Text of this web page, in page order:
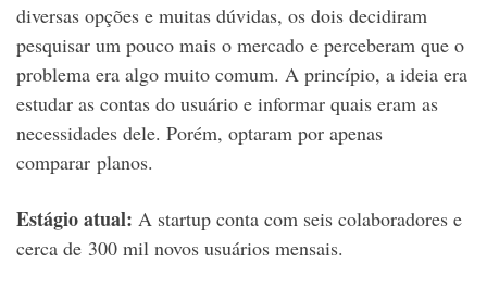
diversas opções e muitas dúvidas, os dois decidiram
pesquisar um pouco mais o mercado e perceberam que o
problema era algo muito comum. A princípio, a ideia era
estudar as contas do usuário e informar quais eram as
necessidades dele. Porém, optaram por apenas
comparar planos.
Estágio atual: A startup conta com seis colaboradores e
cerca de 300 mil novos usuários mensais.